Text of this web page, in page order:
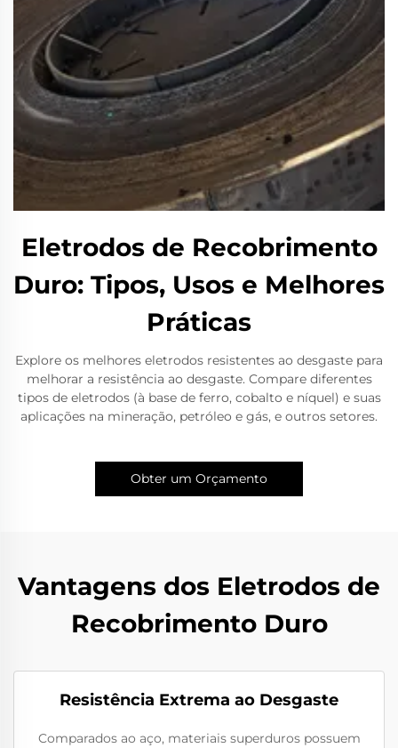
Eletrodos de Recobrimento
Duro: Tipos, Usos e Melhores
Práticas
Explore os melhores eletrodos resistentes ao desgaste para
melhorar a resistência ao desgaste. Compare diferentes
tipos de eletrodos (à base de ferro, cobalto e níquel) e suas
aplicações na mineração, petróleo e gás, e outros setores.
Obter um Orçamento
Vantagens dos Eletrodos de
Recobrimento Duro
Resistência Extrema ao Desgaste
Comparados ao aço, materiais superduros possuem